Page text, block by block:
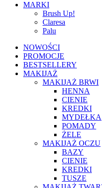
MARKI
Brush Up!
Claresa
Palu
NOWOŚCI
PROMOCJE
BESTSELLERY
MAKIJAŻ
MAKIJAŻ BRWI
HENNA
CIENIE
KREDKI
MYDEŁKA
POMADY
ŻELE
MAKIJAŻ OCZU
BAZY
CIENIE
KREDKI
TUSZE